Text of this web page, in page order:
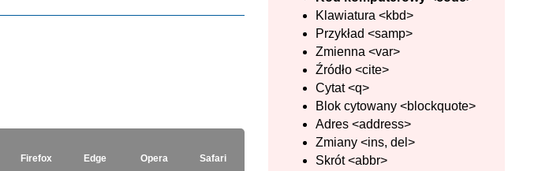
Klawiatura <kbd>
Przykład <samp>
Zmienna <var>
Źródło <cite>
Cytat <q>
Blok cytowany <blockquote>
Adres <address>
Zmiany <ins, del>
Skrót <abbr>
Firefox Edge Opera Safari